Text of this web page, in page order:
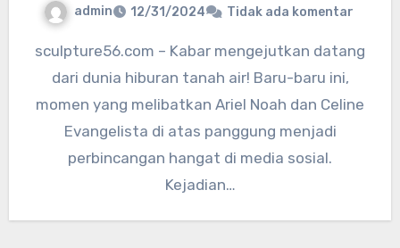
admin 12/31/2024 Tidak ada komentar
sculpture56.com – Kabar mengejutkan datang
dari dunia hiburan tanah air! Baru-baru ini,
momen yang melibatkan Ariel Noah dan Celine
Evangelista di atas panggung menjadi
perbincangan hangat di media sosial.
Kejadian…